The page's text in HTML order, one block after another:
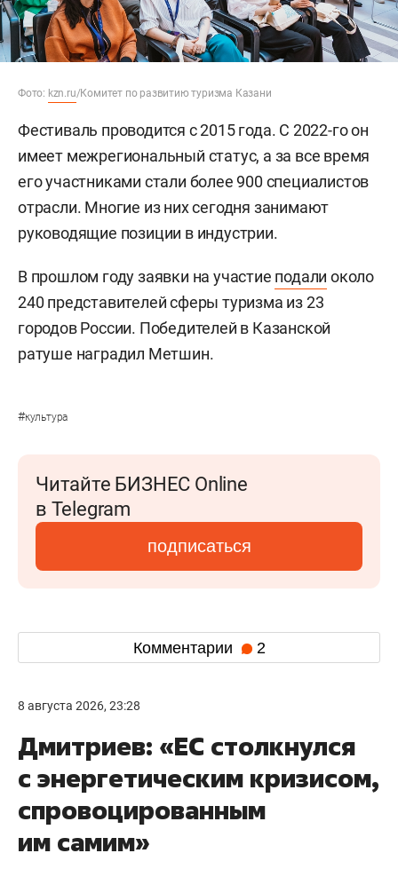
Фото: kzn.ru/Комитет по развитию туризма Казани
Фестиваль проводится с 2015 года. С 2022-го он
имеет межрегиональный статус, а за все время
его участниками стали более 900 специалистов
отрасли. Многие из них сегодня занимают
руководящие позиции в индустрии.
В прошлом году заявки на участие подали около
240 представителей сферы туризма из 23
городов России. Победителей в Казанской
ратуше наградил Метшин.
#культура
Читайте БИЗНЕС Online
в Telegram
подписаться
Комментарии 2
8 августа 2026, 23:28
Дмитриев: «ЕС столкнулся
с энергетическим кризисом,
спровоцированным
им самим»